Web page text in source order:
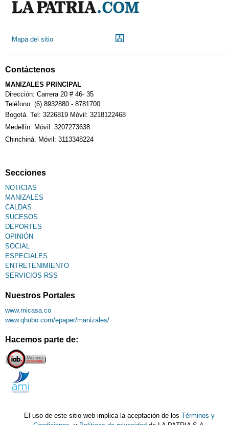
Mapa del sitio
Contáctenos
MANIZALES PRINCIPAL
Dirección: Carrera 20 # 46- 35
Teléfono: (6) 8932880 - 8781700
Bogotá. Tel: 3226819 Móvil: 3218122468
Medellín: Móvil: 3207273638
Chinchiná. Móvil: 3113348224
Secciones
NOTICIAS
MANIZALES
CALDAS
SUCESOS
DEPORTES
OPINIÓN
SOCIAL
ESPECIALES
ENTRETENIMIENTO
SERVICIOS RSS
Nuestros Portales
www.micasa.co
www.qhubo.com/epaper/manizales/
Hacemos parte de:
El uso de este sitio web implica la aceptación de losTérminos y